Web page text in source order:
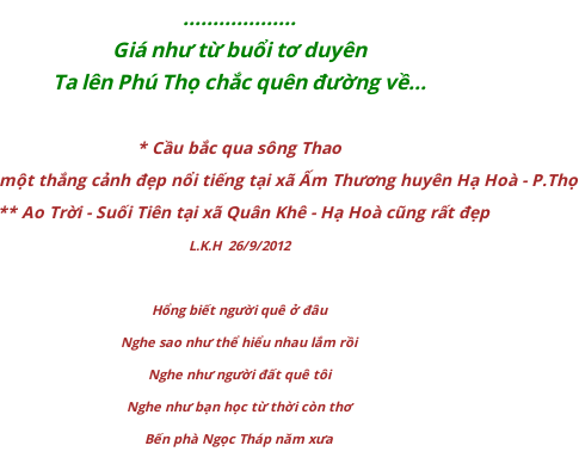
...................
Giá nh­ư từ buổi tơ duyên
Ta lên Phú Thọ chắc quên đường về...
* Cầu bắc qua sông Thao
thắng cảnh đẹp nổi tiếng tại xã Ấm Thương huyên Hạ Hoà - P.Thọ
Ao Trời - Suối Tiên tại xã Quân Khê - Hạ Hoà cũng rất đẹp
L.K.H 26/9/2012
Hổng biết người quê ở đâu
Nghe sao như thể hiểu nhau lắm rồi
Nghe như người đất quê tôi
Nghe như bạn học từ thời còn thơ
Bến phà Ngọc Tháp năm xưa